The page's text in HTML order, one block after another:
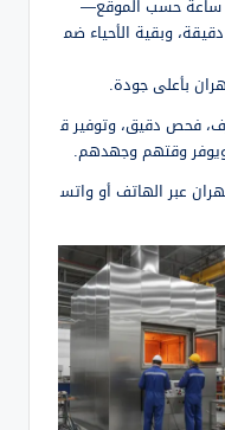
30 دقيقة إلى ساعة حسب الموقع—
ففي المناطق المركزية نهدف إلى 30 دقيقة، وبقية الأحياء ضم
بأعلى جودة.
فحص دقيق، وتوفير ق
ويوفر وقتهم وجهدهم.
عبر الهاتف أو واتس